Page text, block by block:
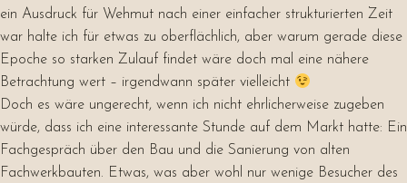
ein Ausdruck für Wehmut nach einer einfacher strukturierten Zeit
war halte ich für etwas zu oberflächlich, aber warum gerade diese
Epoche so starken Zulauf findet wäre doch mal eine nähere
Betrachtung wert – irgendwann später vielleicht
Doch es wäre ungerecht, wenn ich nicht ehrlicherweise zugeben
würde, dass ich eine interessante Stunde auf dem Markt hatte: Ein
Fachgespräch über den Bau und die Sanierung von alten
Fachwerkbauten. Etwas, was aber wohl nur wenige Besucher des